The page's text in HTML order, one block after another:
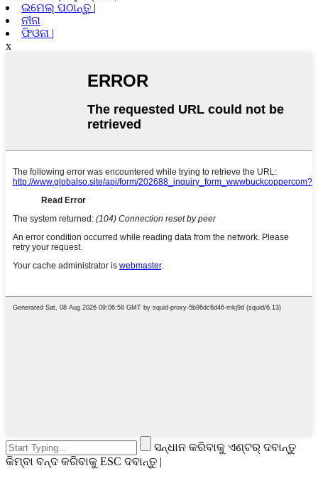
ଇମେଲ୍ ପଠାନ୍ତୁ |
ନୀନା
ଫିଓନା |
x
ସନ୍ଧାନ କରିବାକୁ ଏଣ୍ଟର୍ ଦବାନ୍ତୁ
କିମ୍ବା ବନ୍ଦ କରିବାକୁ ESC ଦବାନ୍ତୁ |